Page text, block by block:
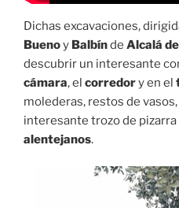
Dichas excavaciones,
Buenoy Balbínde Alcalá
descubrir un interesante
cámara, el corredory en el
molederas, restos de
interesante trozo de
alentejanos.